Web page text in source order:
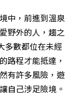
中，前進到溫泉
野外的人，趨之
多數都位在未經
路程才能抵達，
有許多風險，遊
自己涉足險境。